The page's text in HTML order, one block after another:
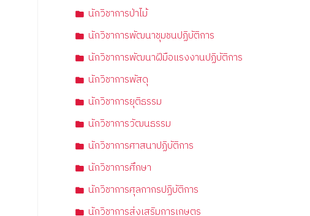
นักวิชาการป่าไม้
นักวิชาการพัฒนาชุมชนปฏิบัติการ
นักวิชาการพัฒนาฝีมือแรงงานปฏิบัติการ
นักวิชาการพัสดุ
นักวิชาการยุติธรรม
นักวิชาการวัฒนธรรม
นักวิชาการศาสนาปฏิบัติการ
นักวิชาการศึกษา
นักวิชาการศุลกากรปฏิบัติการ
นักวิชาการส่งเสริมการเกษตร